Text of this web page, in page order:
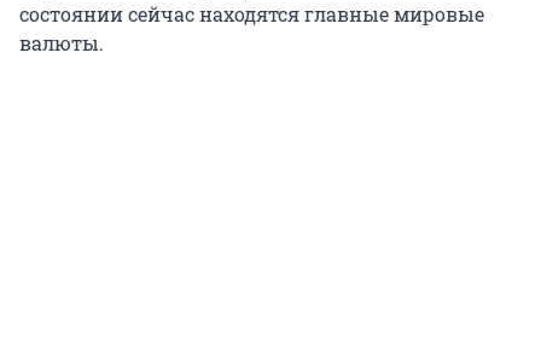
состоянии сейчас находятся главные мировые
валюты.